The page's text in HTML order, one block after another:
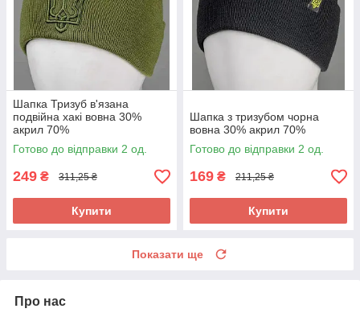
Шапка Тризуб в'язана
подвійна хакі вовна 30%
акрил 70%
Готово до відправки 2 од.
249 ₴ 311,25 ₴
Купити
Шапка з тризубом чорна
вовна 30% акрил 70%
Готово до відправки 2 од.
169 ₴ 211,25 ₴
Купити
Показати ще
Про нас